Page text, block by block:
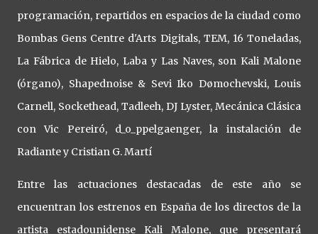
programación, repartidos en espacios de la ciudad como
Bombas Gens Centre d'Arts Digitals, TEM, 16 Toneladas,
La Fábrica de Hielo, Laba y Las Naves, son Kali Malone
(órgano), Shapednoise & Sevi Iko Dømochevski, Louis
Carnell, Sockethead, Tadleeh, DJ Lyster, Mecánica Clásica
con Vic Pereiró, d_o_ppelgaenger, la instalación de
Radiante y Cristian G. Martí
Entre las actuaciones destacadas de este año se
encuentran los estrenos en España de los directos de la
artista estadounidense Kali Malone, que presentará